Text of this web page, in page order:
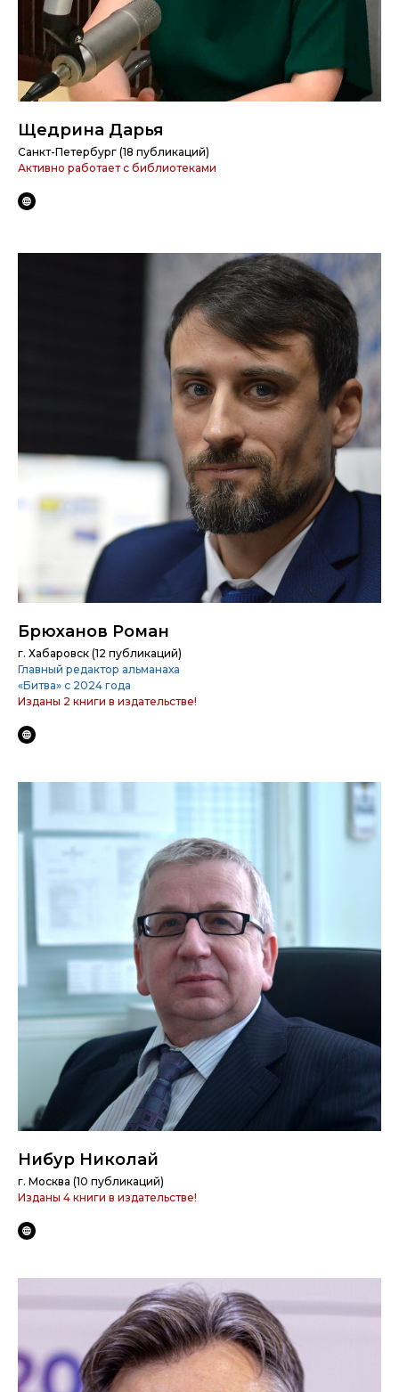
Щедрина Дарья
Санкт-Петербург (18 публикаций)
Активно работает с библиотеками
Брюханов Роман
г. Хабаровск (12 публикаций)
Главный редактор альманаха
«Битва» с 2024 года
Изданы 2 книги в издательстве!
Нибур Николай
г. Москва (10 публикаций)
Изданы 4 книги в издательстве!